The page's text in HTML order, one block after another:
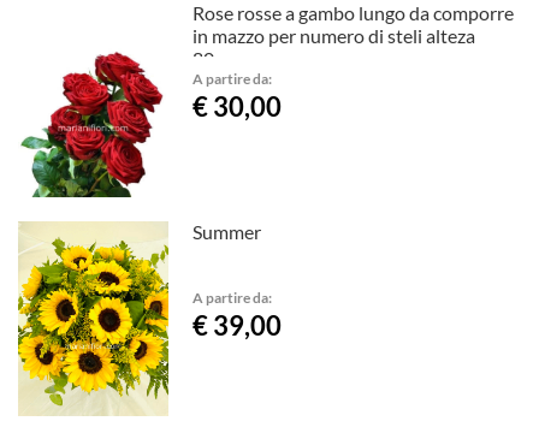
Rose rosse a gambo lungo da comporre
in mazzo per numero di steli alteza
80cm
A partire da:
€ 30,00
Summer
A partire da:
€ 39,00